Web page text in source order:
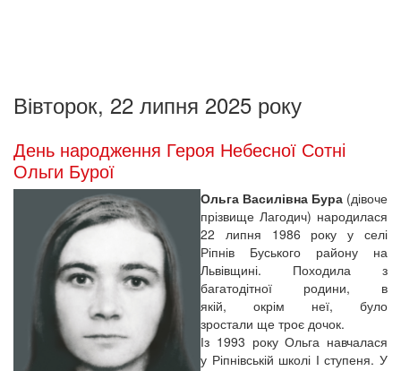
Вівторок, 22 липня 2025 року
День народження Героя Небесної Сотні
Ольги Бурої
Ольга Василівна Бура (дівоче
прізвище Лагодич) народилася
22 липня 1986 року у селі
Ріпнів Буського району на
Львівщині. Походила з
багатодітної родини, в
якій, окрім неї, було
зростали ще троє дочок.
Із 1993 року Ольга навчалася
у Ріпнівській школі І ступеня. У